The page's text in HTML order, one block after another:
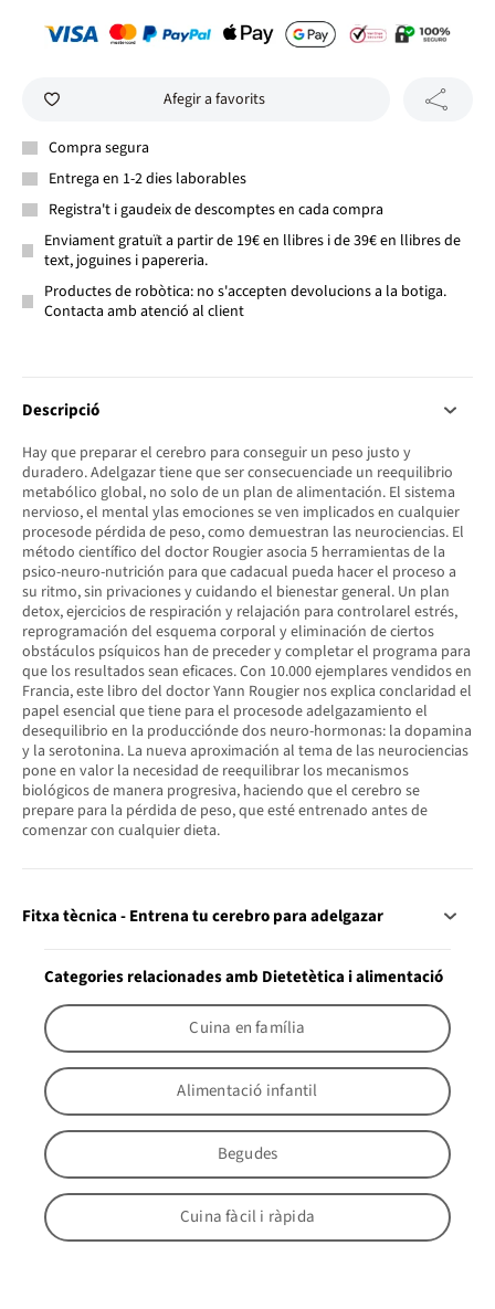
Afegir a favorits
Compra segura
Entrega en 1-2 dies laborables
Registra't i gaudeix de descomptes en cada compra
Enviament gratuït a partir de 19€ en llibres i de 39€ en llibres de
text, joguines i papereria.
Productes de robòtica: no s'accepten devolucions a la botiga.
Contacta amb atenció al client
Descripció
Hay que preparar el cerebro para conseguir un peso justo y
duradero. Adelgazar tiene que ser consecuenciade un reequilibrio
metabólico global, no solo de un plan de alimentación. El sistema
nervioso, el mental ylas emociones se ven implicados en cualquier
procesode pérdida de peso, como demuestran las neurociencias. El
método científico del doctor Rougier asocia 5 herramientas de la
psico-neuro-nutrición para que cadacual pueda hacer el proceso a
su ritmo, sin privaciones y cuidando el bienestar general. Un plan
detox, ejercicios de respiración y relajación para controlarel estrés,
reprogramación del esquema corporal y eliminación de ciertos
obstáculos psíquicos han de preceder y completar el programa para
que los resultados sean eficaces. Con 10.000 ejemplares vendidos en
Francia, este libro del doctor Yann Rougier nos explica conclaridad el
papel esencial que tiene para el procesode adelgazamiento el
desequilibrio en la producciónde dos neuro-hormonas: la dopamina
y la serotonina. La nueva aproximación al tema de las neurociencias
pone en valor la necesidad de reequilibrar los mecanismos
biológicos de manera progresiva, haciendo que el cerebro se
prepare para la pérdida de peso, que esté entrenado antes de
comenzar con cualquier dieta.
Fitxa tècnica - Entrena tu cerebro para adelgazar
Categories relacionades amb Dietetètica i alimentació
Cuina en família
Alimentació infantil
Begudes
Cuina fàcil i ràpida